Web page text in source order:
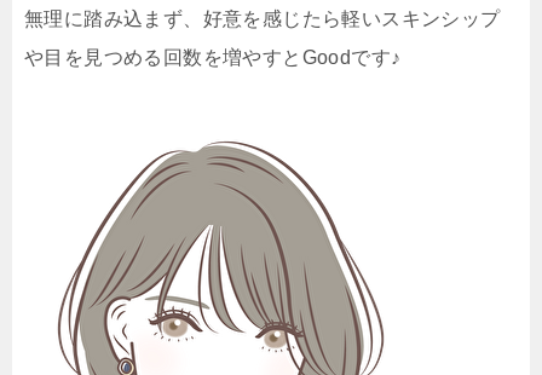
無理に踏み込まず、好意を感じたら軽いスキンシップ
や目を見つめる回数を増やすとGoodです♪